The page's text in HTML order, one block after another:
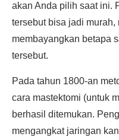
akan Anda pilih saat ini.
tersebut bisa jadi
membayangkan betapa
tersebut.
Pada tahun 1800-an
cara mastektomi (untuk
berhasil ditemukan.
mengangkat jaringan